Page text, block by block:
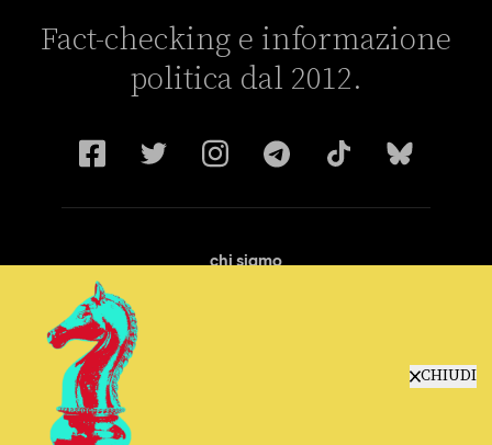
CHIUDI
Fact-checking e informazione
politica dal 2012.
chi siamo